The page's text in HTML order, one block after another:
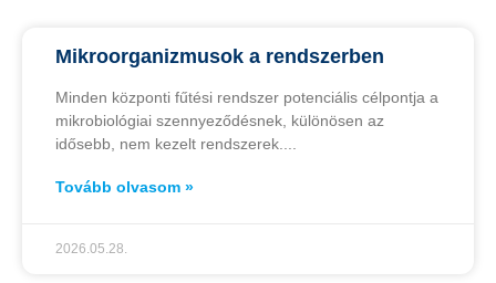
Mikroorganizmusok a rendszerben
Minden központi fűtési rendszer potenciális célpontja a
mikrobiológiai szennyeződésnek, különösen az
idősebb, nem kezelt rendszerek.
Tovább olvasom »
2026.05.28.